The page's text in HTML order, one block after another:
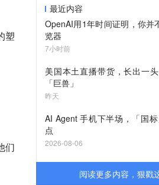
塑
们
最近内容
OpenAI用1年时间证明，你并
览器
7小时前
美国本土直播带货，长出一
「巨兽」
昨天
AI Agent 手机下半场，「国
点
2026-08-06
阅读更多内容，狠戳